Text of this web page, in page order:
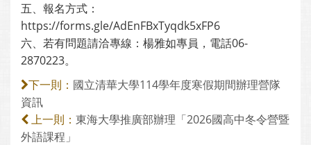
五、報名方式：
https://forms.gle/AdEnFBxTyqdk5xFP6
六、若有問題請洽專線：楊雅如專員，電話06-
2870223。
下一則： 國立清華大學114學年度寒假期間辦理營隊
資訊
上一則： 東海大學推廣部辦理「2026國高中冬令營暨
外語課程」